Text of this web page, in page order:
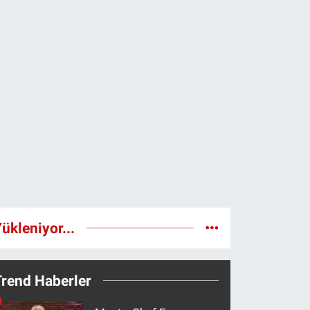
Haberler